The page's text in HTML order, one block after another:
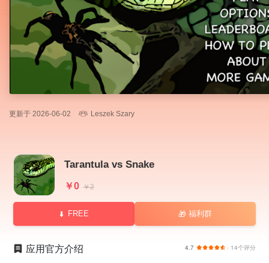
更新于 2026-06-02 Leszek Szary
Tarantula vs Snake
￥0 ￥2
FREE 🎁 福利群
应用官方介绍 4.7 · 14个评分